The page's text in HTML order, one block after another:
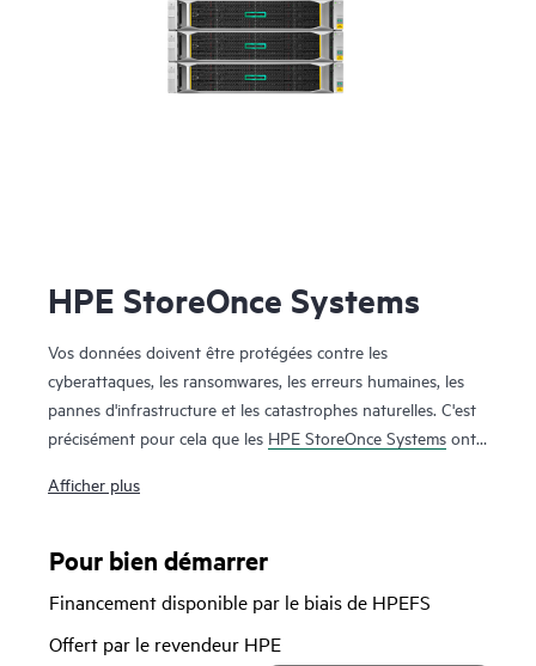
HPE StoreOnce Systems
Vos données doivent être protégées contre les
cyberattaques, les ransomwares, les erreurs humaines, les
pannes d'infrastructure et les catastrophes naturelles. C'est
précisément pour cela que les HPE StoreOnce Systems ont
pour les environnements sur site et cloud. Les HPE
haute vitesse et de copie flexibles pour créer des points de
données rapidement et efficacement lorsque vous en avez
besoin. L'utilisation de la technologie de déduplication
Afficher plus
Pour bien démarrer
Financement disponible par le biais de HPEFS
Offert par le revendeur HPE